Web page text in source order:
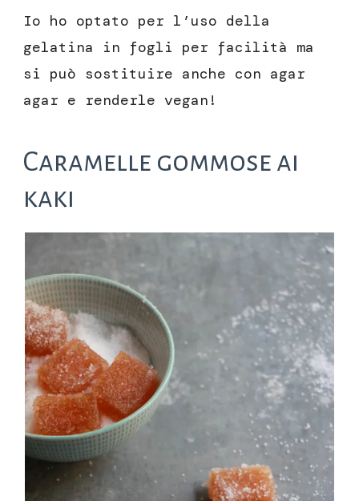
Io ho optato per l’uso della
gelatina in fogli per facilità ma
si può sostituire anche con agar
agar e renderle vegan!
Caramelle gommose ai
kaki